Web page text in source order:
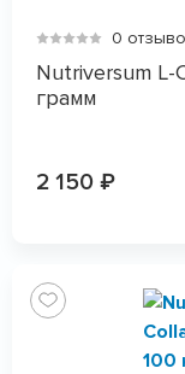
0
Nutriversum
грамм
2 150 ₽